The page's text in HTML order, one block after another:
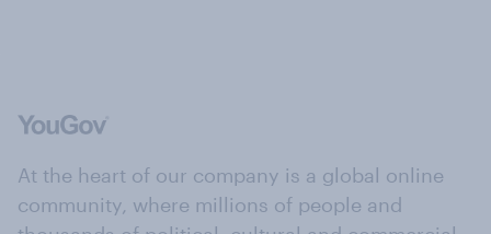
At the heart of our company is a global online
community, where millions of people and